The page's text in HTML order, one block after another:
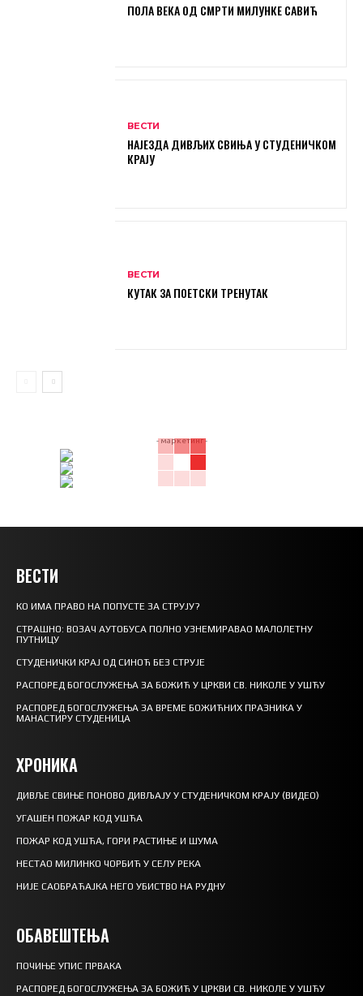
ПОЛА ВЕКА ОД СМРТИ МИЛУНКЕ САВИЋ
ВЕСТИ
НАЈЕЗДА ДИВЉИХ СВИЊА У СТУДЕНИЧКОМ
КРАЈУ
ВЕСТИ
КУТАК ЗА ПОЕТСКИ ТРЕНУТАК
- маркетинг -
ВЕСТИ
КО ИМА ПРАВО НА ПОПУСТЕ ЗА СТРУЈУ?
СТРАШНО: ВОЗАЧ АУТОБУСА ПОЛНО УЗНЕМИРАВАО МАЛОЛЕТНУ
ПУТНИЦУ
СТУДЕНИЧКИ КРАЈ ОД СИНОЋ БЕЗ СТРУЈЕ
РАСПОРЕД БОГОСЛУЖЕЊА ЗА БОЖИЋ У ЦРКВИ СВ. НИКОЛЕ У УШЋУ
РАСПОРЕД БОГОСЛУЖЕЊА ЗА ВРЕМЕ БОЖИЋНИХ ПРАЗНИКА У
МАНАСТИРУ СТУДЕНИЦА
ХРОНИКА
ДИВЉЕ СВИЊЕ ПОНОВО ДИВЉАЈУ У СТУДЕНИЧКОМ КРАЈУ (ВИДЕО)
УГАШЕН ПОЖАР КОД УШЋА
ПОЖАР КОД УШЋА, ГОРИ РАСТИЊЕ И ШУМА
НЕСТАО МИЛИНКО ЧОРБИЋ У СЕЛУ РЕКА
НИЈЕ САОБРАЋАЈКА НЕГО УБИСТВО НА РУДНУ
ОБАВЕШТЕЊА
ПОЧИЊЕ УПИС ПРВАКА
РАСПОРЕД БОГОСЛУЖЕЊА ЗА БОЖИЋ У ЦРКВИ СВ. НИКОЛЕ У УШЋУ